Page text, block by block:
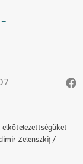
elkötelezettségüket
Zelenszkij /